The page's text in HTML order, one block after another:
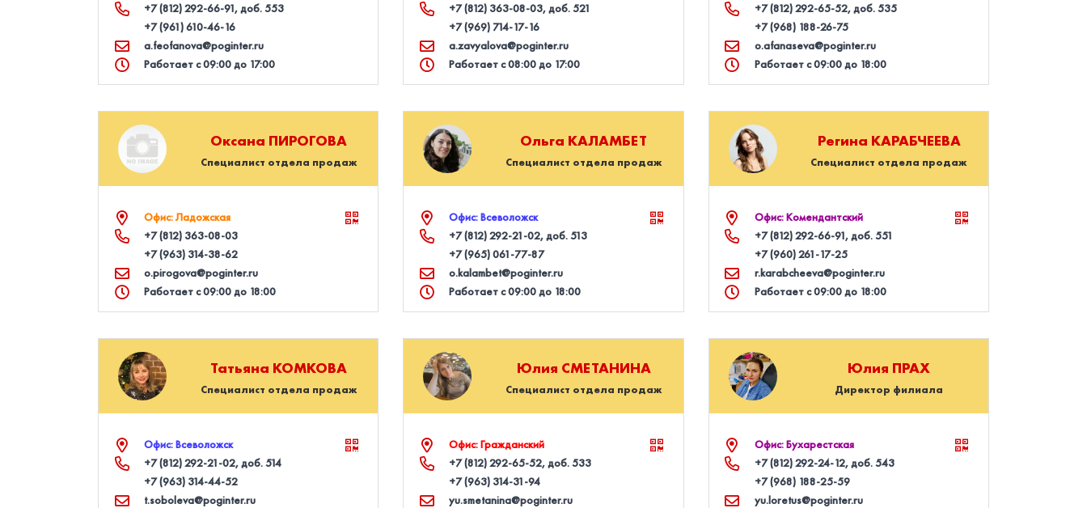
+7 (812) 292‑66‑91, доб. 553
+7 (961) 610‑46‑16
a.feofanova@poginter.ru
Работает с 09:00 до 17:00
+7 (812) 363‑08‑03, доб. 521
+7 (969) 714‑17‑16
a.zavyalova@poginter.ru
Работает с 08:00 до 17:00
+7 (812) 292‑65‑52, доб. 535
+7 (968) 188‑26‑75
o.afanaseva@poginter.ru
Работает с 09:00 до 18:00
Оксана ПИРОГОВА
Специалист отдела продаж
Офис: Ладожская
+7 (812) 363‑08‑03
+7 (963) 314‑38‑62
o.pirogova@poginter.ru
Работает с 09:00 до 18:00
Ольга КАЛАМБЕТ
Специалист отдела продаж
Офис: Всеволожск
+7 (812) 292‑21‑02, доб. 513
+7 (965) 061‑77‑87
o.kalambet@poginter.ru
Работает с 09:00 до 18:00
Регина КАРАБЧЕЕВА
Специалист отдела продаж
Офис: Комендантский
+7 (812) 292‑66‑91, доб. 551
+7 (960) 261‑17‑25
r.karabcheeva@poginter.ru
Работает с 09:00 до 18:00
Татьяна КОМКОВА
Специалист отдела продаж
Офис: Всеволожск
+7 (812) 292‑21‑02, доб. 514
+7 (963) 314‑44‑52
t.soboleva@poginter.ru
Юлия СМЕТАНИНА
Специалист отдела продаж
Офис: Гражданский
+7 (812) 292‑65‑52, доб. 533
+7 (963) 314‑31‑94
yu.smetanina@poginter.ru
Юлия ПРАХ
Директор филиала
Офис: Бухарестская
+7 (812) 292‑24‑12, доб. 543
+7 (968) 188‑25‑59
yu.loretus@poginter.ru